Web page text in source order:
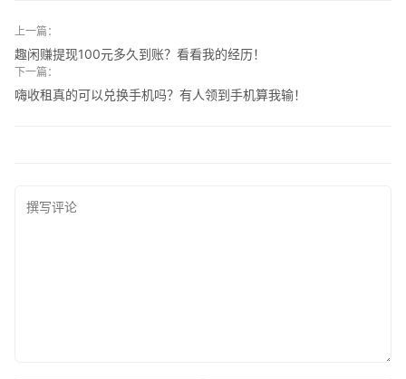
上一篇：
趣闲赚提现100元多久到账？看看我的经历！
下一篇：
嗨收租真的可以兑换手机吗？有人领到手机算我输！